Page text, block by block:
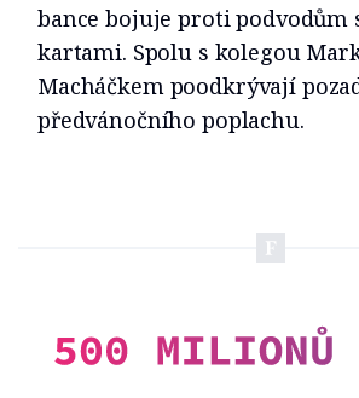
bance bojuje proti podvodům
kartami. Spolu s kolegou
Macháčkem poodkrývají
předvánočního poplachu.